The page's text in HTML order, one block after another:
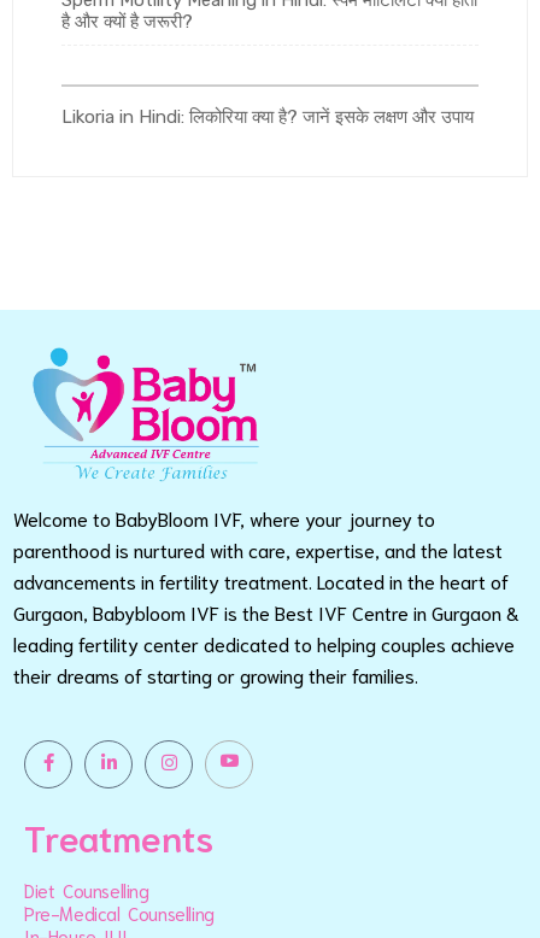
है और क्यों है जरूरी?
Likoria in Hindi: लिकोरिया क्या है? जानें इसके लक्षण और उपाय
Welcome to BabyBloom IVF, where your journey to
parenthood is nurtured with care, expertise, and the latest
advancements in fertility treatment. Located in the heart of
Gurgaon, Babybloom IVF is the Best IVF Centre in Gurgaon &
leading fertility center dedicated to helping couples achieve
their dreams of starting or growing their families.
Treatments
Diet Counselling
Pre-Medical Counselling